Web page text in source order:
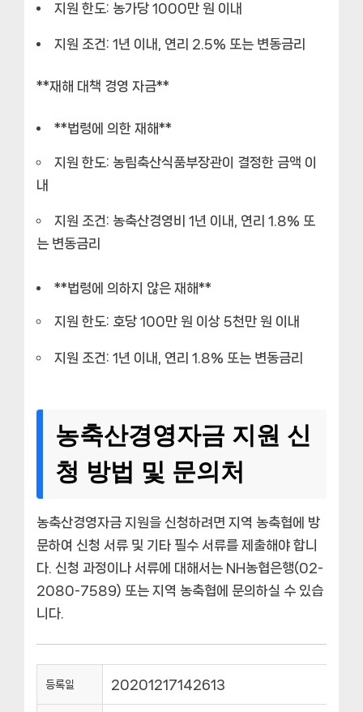
지원 한도: 농가당 1000만 원 이내
지원 조건: 1년 이내, 연리 2.5% 또는 변동금리
**재해 대책 경영 자금**
**법령에 의한 재해**
지원 한도: 농림축산식품부장관이 결정한 금액 이
내
지원 조건: 농축산경영비 1년 이내, 연리 1.8% 또
는 변동금리
**법령에 의하지 않은 재해**
지원 한도: 호당 100만 원 이상 5천만 원 이내
지원 조건: 1년 이내, 연리 1.8% 또는 변동금리
농축산경영자금 지원 신
청 방법 및 문의처
농축산경영자금 지원을 신청하려면 지역 농축협에 방
문하여 신청 서류 및 기타 필수 서류를 제출해야 합니
다. 신청 과정이나 서류에 대해서는 NH농협은행(02-
2080-7589) 또는 지역 농축협에 문의하실 수 있습
니다.
등록일 20201217142613